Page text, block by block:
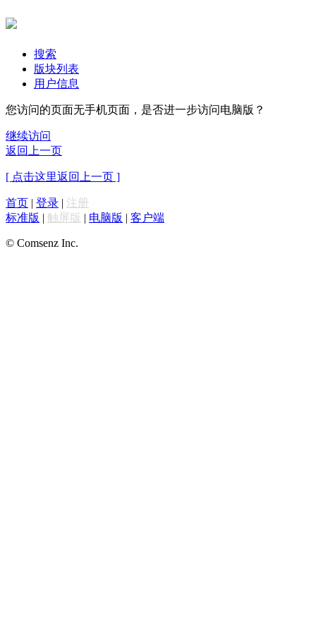
搜索
版块列表
用户信息
您访问的页面无手机页面，是否进一步访问电脑版？
继续访问
返回上一页
[ 点击这里返回上一页 ]
首页 | 登录 | 注册
标准版 | 触屏版 | 电脑版 | 客户端
© Comsenz Inc.